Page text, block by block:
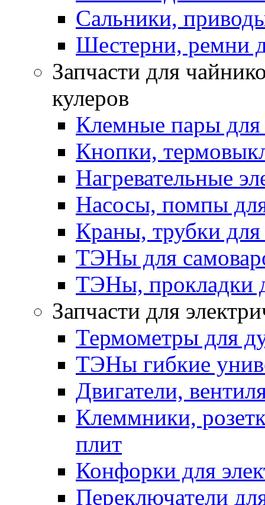
Сальники,
Шестерни, ремни
Запчасти для
кулеров
Клемные пары для
Кнопки,
Нагревательные
Насосы, помпы
Краны, трубки для
ТЭНы для
ТЭНы, прокладки
Запчасти для
Термометры для
ТЭНы гибкие
Двигатели,
Клеммники,
плит
Конфорки для
Переключатели